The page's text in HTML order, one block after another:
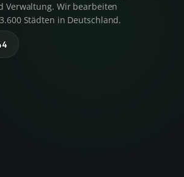
Verwaltung. Wir bearbeiten
Städten in Deutschland.